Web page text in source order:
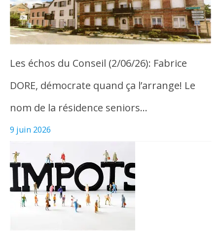
Les échos du Conseil (2/06/26): Fabrice
DORE, démocrate quand ça l’arrange! Le
nom de la résidence seniors…
9 juin 2026